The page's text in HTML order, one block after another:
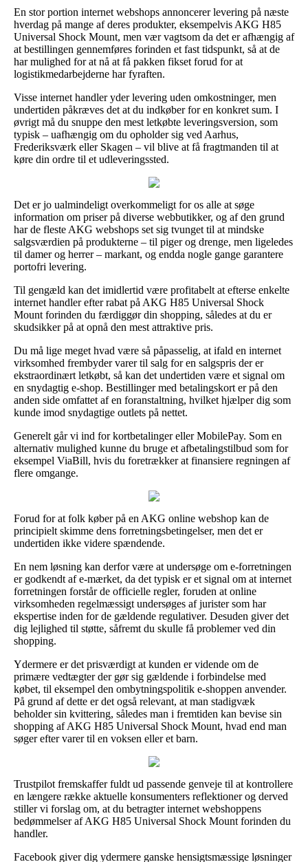
En stor portion internet webshops annoncerer levering på næste
hverdag på mange af deres produkter, eksempelvis AKG H85
Universal Shock Mount, men vær vagtsom da det er afhængig af
at bestillingen gennemføres forinden et fast tidspunkt, så at de
har mulighed for at nå at få pakken fikset forud for at
logistikmedarbejderne har fyraften.
Visse internet handler yder levering uden omkostninger, men
undertiden påkræves det at du indkøber for en konkret sum. I
øvrigt må du snuppe den mest letkøbte leveringsversion, som
typisk – uafhængig om du opholder sig ved Aarhus,
Frederiksværk eller Skagen – vil blive at få fragtmanden til at
køre din ordre til et udleveringssted.
Det er jo ualmindeligt overkommeligt for os alle at søge
information om priser på diverse webbutikker, og af den grund
har de fleste AKG webshops set sig tvunget til at mindske
salgsværdien på produkterne – til piger og drenge, men ligeledes
til damer og herrer – markant, og endda nogle gange garantere
portofri levering.
Til gengæld kan det imidlertid være profitabelt at efterse enkelte
internet handler efter rabat på AKG H85 Universal Shock
Mount forinden du færdiggør din shopping, således at du er
skudsikker på at opnå den mest attraktive pris.
Du må lige meget hvad være så påpasselig, at ifald en internet
virksomhed frembyder varer til salg for en salgspris der er
ekstraordinært letkøbt, så kan det undertiden være et signal om
en snydagtig e-shop. Bestillinger med betalingskort er på den
anden side omfattet af en foranstaltning, hvilket hjælper dig som
kunde imod snydagtige outlets på nettet.
Generelt går vi ind for kortbetalinger eller MobilePay. Som en
alternativ mulighed kunne du bruge et afbetalingstilbud som for
eksempel ViaBill, hvis du foretrækker at finansiere regningen af
flere omgange.
Forud for at folk køber på en AKG online webshop kan de
principielt skimme dens forretningsbetingelser, men det er
undertiden ikke videre spændende.
En nem løsning kan derfor være at undersøge om e-forretningen
er godkendt af e-mærket, da det typisk er et signal om at internet
forretningen forstår de officielle regler, foruden at online
virksomheden regelmæssigt undersøges af jurister som har
ekspertise inden for de gældende regulativer. Desuden giver det
dig lejlighed til støtte, såfremt du skulle få problemer ved din
shopping.
Ydermere er det prisværdigt at kunden er vidende om de
primære vedtægter der gør sig gældende i forbindelse med
købet, til eksempel den ombytningspolitik e-shoppen anvender.
På grund af dette er det også relevant, at man stadigvæk
beholder sin kvittering, således man i fremtiden kan bevise sin
shopping af AKG H85 Universal Shock Mount, hvad end man
søger efter varer til en voksen eller et barn.
Trustpilot fremskaffer fuldt ud passende genveje til at kontrollere
en længere række aktuelle konsumenters reflektioner og derved
stiller vi forslag om, at du betragter internet webshoppens
bedømmelser af AKG H85 Universal Shock Mount forinden du
handler.
Facebook giver dig ydermere ganske hensigtsmæssige løsninger